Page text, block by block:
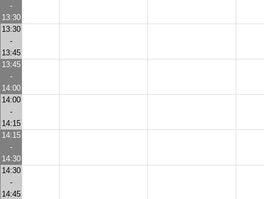
-
13:30
13:30
-
13:45
13:45
-
14:00
14:00
-
14:15
14:15
-
14:30
14:30
-
14:45